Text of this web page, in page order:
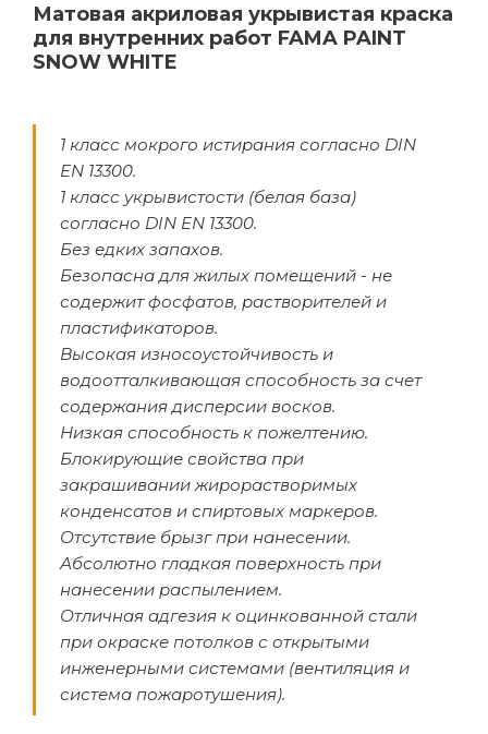
Матовая акриловая укрывистая краска
для внутренних работ FAMA PAINT
SNOW WHITE
1 класс мокрого истирания согласно DIN
EN 13300.
1 класс укрывистости (белая база)
согласно DIN EN 13300.
Без едких запахов.
Безопасна для жилых помещений - не
содержит фосфатов, растворителей и
пластификаторов.
Высокая износоустойчивость и
водоотталкивающая способность за счет
содержания дисперсии восков.
Низкая способность к пожелтению.
Блокирующие свойства при
закрашивании жирорастворимых
конденсатов и спиртовых маркеров.
Отсутствие брызг при нанесении.
Абсолютно гладкая поверхность при
нанесении распылением.
Отличная адгезия к оцинкованной стали
при окраске потолков с открытыми
инженерными системами (вентиляция и
система пожаротушения).